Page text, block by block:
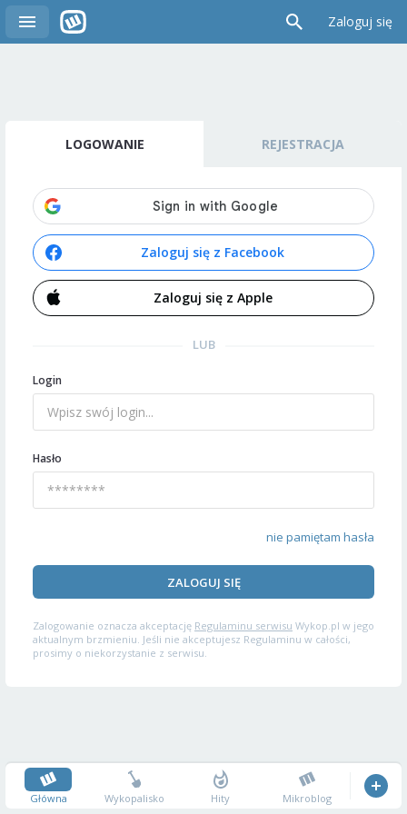
Zaloguj się
LOGOWANIE REJESTRACJA
Zaloguj się z Facebook
Zaloguj się z Apple
LUB
Login
Hasło
nie pamiętam hasła
ZALOGUJ SIĘ
Zalogowanie oznacza akceptację Regulaminu serwisu Wykop.pl w jego
aktualnym brzmieniu. Jeśli nie akceptujesz Regulaminu w całości,
prosimy o niekorzystanie z serwisu.
Główna Wykopalisko Hity Mikroblog